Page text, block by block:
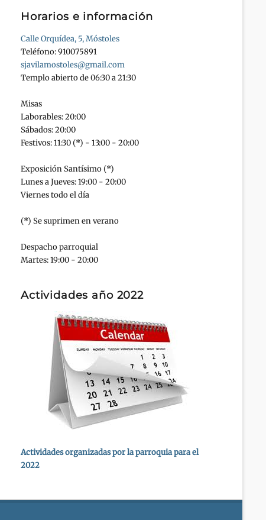
Horarios e información
Calle Orquídea, 5, Móstoles
Teléfono: 910075891
sjavilamostoles@gmail.com
Templo abierto de 06:30 a 21:30
Misas
Laborables: 20:00
Sábados: 20:00
Festivos: 11:30 (*) - 13:00 - 20:00
Exposición Santísimo (*)
Lunes a Jueves: 19:00 - 20:00
Viernes todo el día
(*) Se suprimen en verano
Despacho parroquial
Martes: 19:00 - 20:00
Actividades año 2022
Actividades organizadas por la parroquia para el
2022